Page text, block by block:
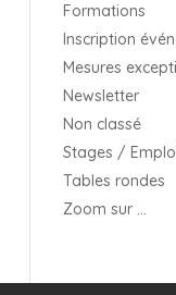
Formations
Inscription
Mesures
Newsletter
Non classé
Stages /
Tables rondes
Zoom sur …